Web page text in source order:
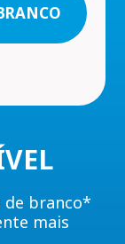
de branco*
mais